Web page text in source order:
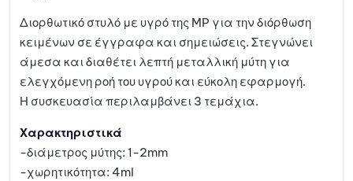
μένων
Διορθωτικό στυλό με υγρό της MP για την διόρθωση
κειμένων σε έγγραφα και σημειώσεις. Στεγνώνει
άμεσα και διαθέτει λεπτή μεταλλική μύτη για
ελεγχόμενη ροή του υγρού και εύκολη εφαρμογή.
Η συσκευασία περιλαμβάνει 3 τεμάχια.
Χαρακτηριστικά
-διάμετρος μύτης: 1-2mm
-χωρητικότητα: 4ml